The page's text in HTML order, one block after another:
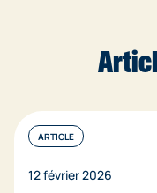
ARTICLE
12 février 2026